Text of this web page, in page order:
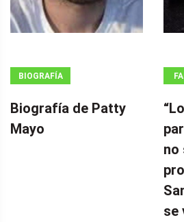
BIOGRAFÍA
Biografía de Patty
Mayo
no
se